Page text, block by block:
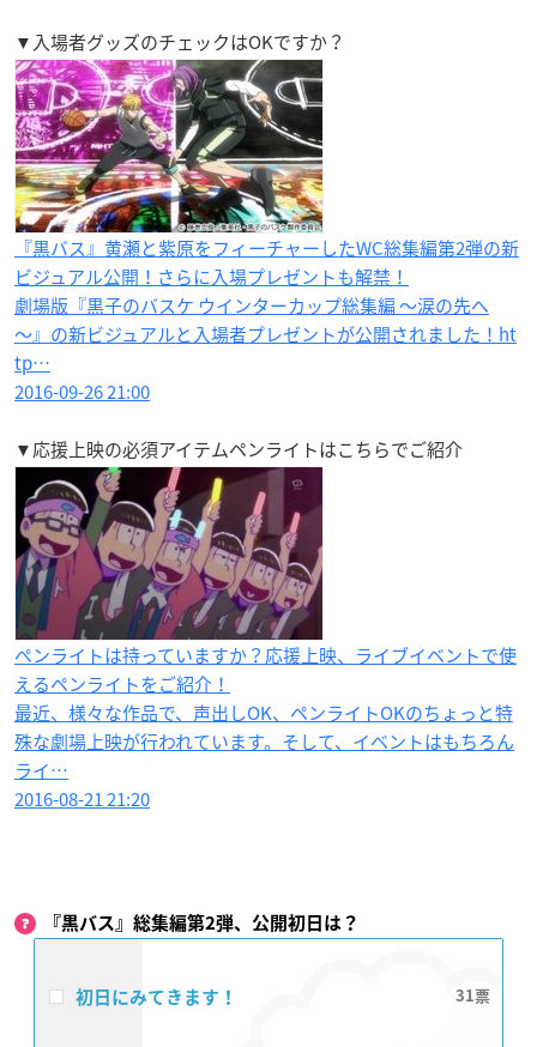
▼入場者グッズのチェックはOKですか？
『黒バス』黄瀬と紫原をフィーチャーしたWC総集編第2弾の新
ビジュアル公開！さらに入場プレゼントも解禁！
劇場版『黒子のバスケ ウインターカップ総集編 ～涙の先へ
～』の新ビジュアルと入場者プレゼントが公開されました！ht
tp…
2016-09-26 21:00
▼応援上映の必須アイテムペンライトはこちらでご紹介
ペンライトは持っていますか？応援上映、ライブイベントで使
えるペンライトをご紹介！
最近、様々な作品で、声出しOK、ペンライトOKのちょっと特
殊な劇場上映が行われています。そして、イベントはもちろん
ライ…
2016-08-21 21:20
『黒バス』総集編第2弾、公開初日は？
初日にみてきます！ 31